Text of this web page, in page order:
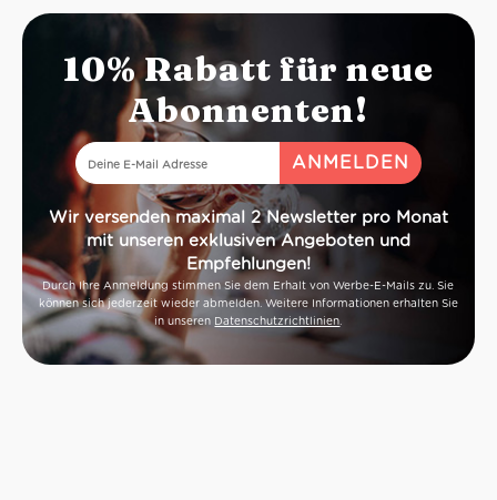
10% Rabatt für neue
Abonnenten!
Wir versenden maximal 2 Newsletter pro Monat
mit unseren exklusiven Angeboten und
Empfehlungen!
Durch Ihre Anmeldung stimmen Sie dem Erhalt von Werbe-E-Mails zu. Sie
können sich jederzeit wieder abmelden. Weitere Informationen erhalten Sie
in unseren Datenschutzrichtlinien